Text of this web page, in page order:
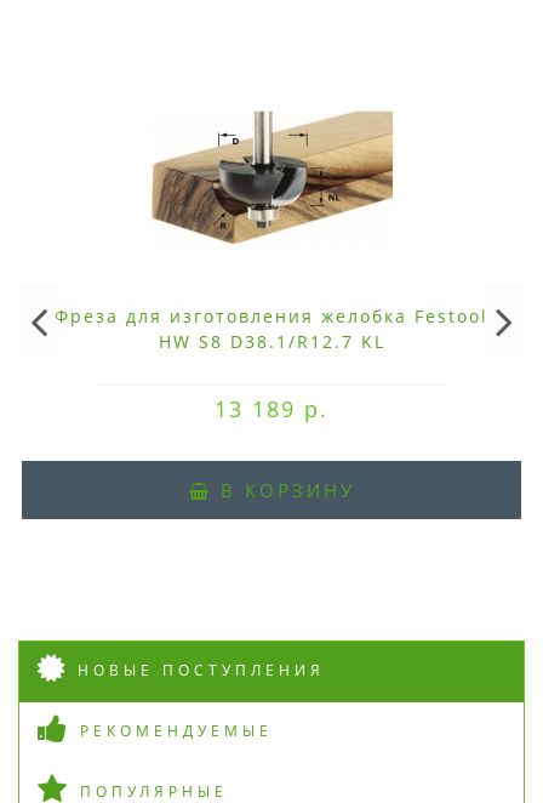
Фреза для изготовления желобка Festool
HW S8 D38.1/R12.7 KL
13 189 р.
В КОРЗИНУ
НОВЫЕ ПОСТУПЛЕНИЯ
РЕКОМЕНДУЕМЫЕ
ПОПУЛЯРНЫЕ